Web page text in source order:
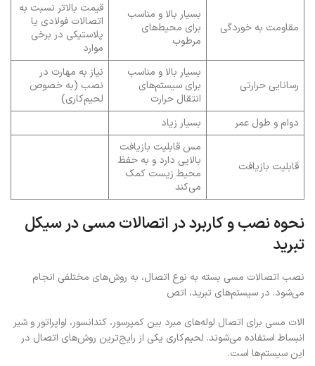
مقاومت به خوردگی
بسیار بالا و مناسب
برای محیط‌های
مرطوب
قیمت بالاتر نسبت به
اتصالات فولادی یا
پلاستیکی در برخی
موارد
رسانایی حرارتی
بسیار بالا و مناسب
برای سیستم‌های
انتقال حرارت
نیاز به مهارت در
نصب (به خصوص
لحیم‌کاری)
دوام و طول عمر
بسیار زیاد
قابلیت بازیافت
مس قابلیت بازیافت
بالایی دارد و به حفظ
محیط زیست کمک
می‌کند
نحوه نصب و کاربرد در اتصالات مسی در سیکل
تبرید
نصب اتصالات مسی بسته به نوع اتصال، به روش‌های مختلفی انجام
می‌شود. در سیستم‌های تبرید، اتص
الات مسی برای اتصال لوله‌های مبرد بین کمپرسور، کندانسور، اواپراتور و شیر
انبساط استفاده می‌شوند. لحیم‌کاری یکی از رایج‌ترین روش‌های اتصال در
این سیستم‌ها است.